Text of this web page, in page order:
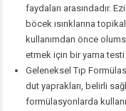
faydaları arasındadır.
böcek ısırıklarına
kullanımdan önce
etmek için bir yama
Geleneksel Tıp
dut yaprakları, belirli
formülasyonlarda